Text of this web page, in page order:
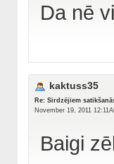
Da nē
kaktuss35
Re: Sirdzējiem
November 19, 2011
Baigi